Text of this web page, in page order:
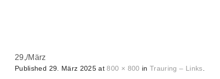
29,/März
Published 29. März 2025 at800 × 800 inTrauring – Links.